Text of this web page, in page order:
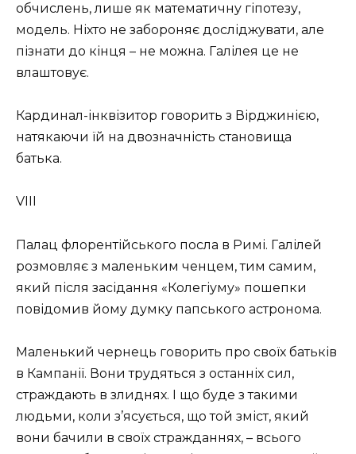
обчислень, лише як математичну гіпотезу,
модель. Ніхто не забороняє досліджувати, але
пізнати до кінця – не можна. Галілея це не
влаштовує.
Кардинал-інквізитор говорить з Вірджинією,
натякаючи їй на двозначність становища
батька.
VIII
Палац флорентійського посла в Римі. Галілей
розмовляє з маленьким ченцем, тим самим,
який після засідання «Колегіуму» пошепки
повідомив йому думку папського астронома.
Маленький чернець говорить про своїх батьків
в Кампанії. Вони трудяться з останніх сил,
страждають в злиднях. І що буде з такими
людьми, коли з’ясується, що той зміст, який
вони бачили в своїх стражданнях, – всього